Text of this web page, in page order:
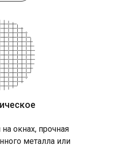
окнах, прочная
металла или